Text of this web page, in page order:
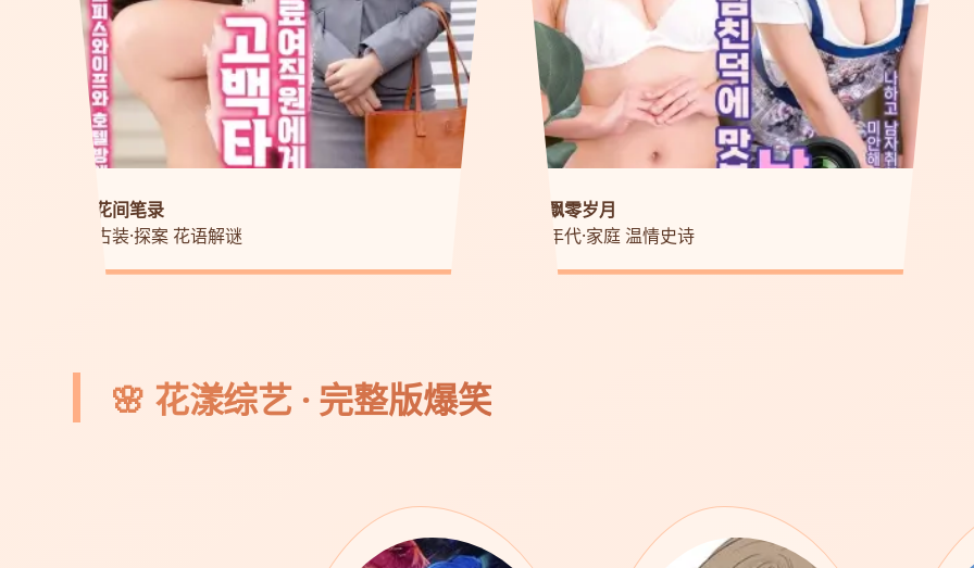
花间笔录
古装·探案 花语解谜
飘零岁月
年代·家庭 温情史诗
🌸 花漾综艺 · 完整版爆笑